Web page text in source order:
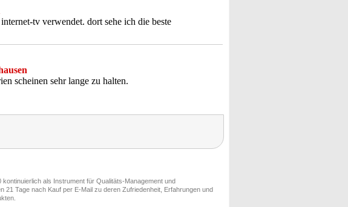
tv verwendet. dort sehe ich die beste
scheinen sehr lange zu halten.
als Instrument für Qualitäts-Management und
Tage nach Kauf per E-Mail zu deren Zufriedenheit, Erfahrungen und